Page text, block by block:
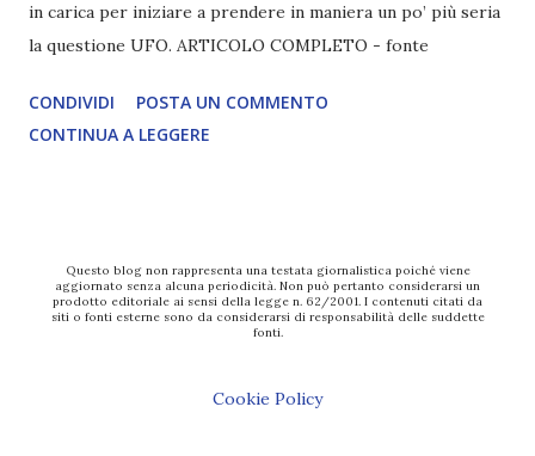
in carica per iniziare a prendere in maniera un po’ più seria
la questione UFO. ARTICOLO COMPLETO - fonte
CONDIVIDI
POSTA UN COMMENTO
CONTINUA A LEGGERE
Questo blog non rappresenta una testata giornalistica poiché viene
aggiornato senza alcuna periodicità. Non può pertanto considerarsi un
prodotto editoriale ai sensi della legge n. 62/2001. I contenuti citati da
siti o fonti esterne sono da considerarsi di responsabilità delle suddette
fonti.
Cookie Policy